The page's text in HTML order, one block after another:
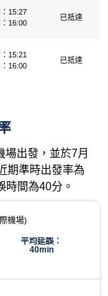
15:27
16:00
已抵達
15:21
16:00
已抵達
場出發，並於7月
期準時出發率為
時間為40分。
機場)
平均延誤：
40min